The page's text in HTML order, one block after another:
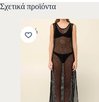
Σχετικά προϊόντα
-30%